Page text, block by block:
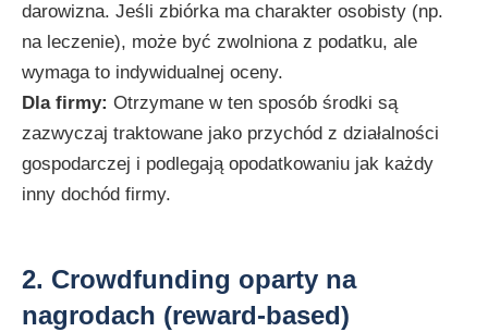
darowizna. Jeśli zbiórka ma charakter osobisty (np.
na leczenie), może być zwolniona z podatku, ale
wymaga to indywidualnej oceny.
Dla firmy: Otrzymane w ten sposób środki są
zazwyczaj traktowane jako przychód z działalności
gospodarczej i podlegają opodatkowaniu jak każdy
inny dochód firmy.
2. Crowdfunding oparty na
nagrodach (reward-based)